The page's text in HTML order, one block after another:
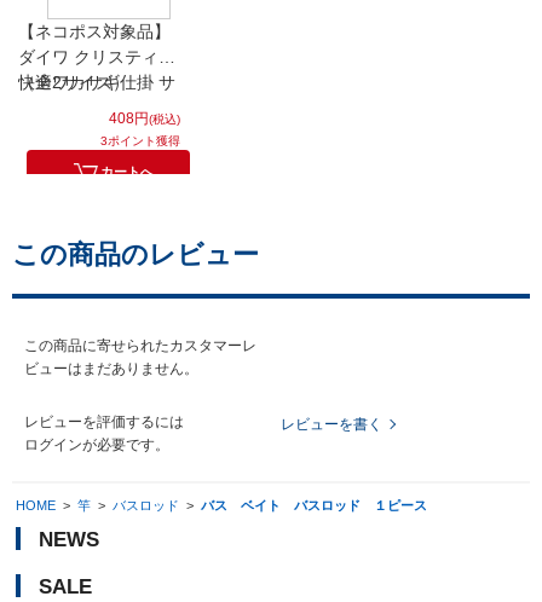
【ネコポス対象品】
ダイワ クリスティア
快適ワカサギ仕掛 サ
クサス（ＳＳ）誘惑
段差 マルチ 狐（Ｍ）
５本-１．５
（全2サイズ）
408円(税込)
3ポイント獲得
カートへ
この商品のレビュー
この商品に寄せられたカスタマーレ
ビューはまだありません。
レビューを評価するには
ログインが必要です。
レビューを書く
HOME > 竿 > バスロッド > バス ベイト バスロッド １ピース
NEWS
SALE